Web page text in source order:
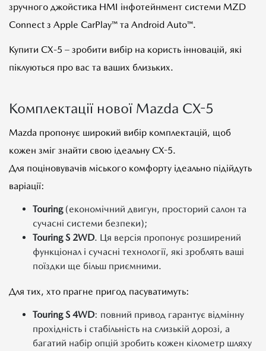
зручного джойстика HMI інфотейнмент системи MZD
Connect з Apple CarPlay™ та Android Auto™.
Купити СХ-5 – зробити вибір на користь інновацій, які
піклуються про вас та ваших близьких.
Комплектації нової Mazda CX-5
Mazda пропонує широкий вибір комплектацій, щоб
кожен зміг знайти свою ідеальну CX-5.
Для поціновувачів міського комфорту ідеально підійдуть
варіації:
Touring (економічний двигун, просторий салон та
сучасні системи безпеки);
Touring S 2WD. Ця версія пропонує розширений
функціонал і сучасні технології, які зроблять ваші
поїздки ще більш приємними.
Для тих, хто прагне пригод пасуватимуть:
Touring S 4WD: повний привод гарантує відмінну
прохідність і стабільність на слизькій дорозі, а
багатий набір опцій зробить кожен кілометр шляху